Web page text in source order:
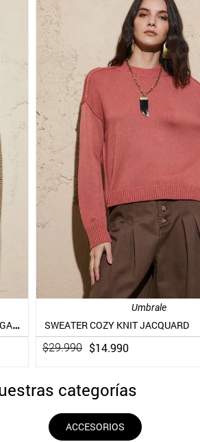
POLERÓN POLAR DETALLES EN CUERO VEGANO
Umbrale
SWEATER COZY KNIT JACQUARD
$29.990 $14.990
categorías
ACCESORIOS